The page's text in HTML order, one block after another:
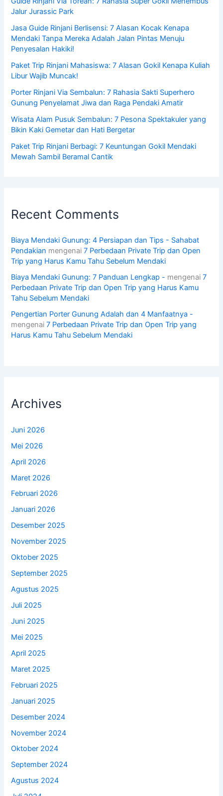
Jalur Jurassic Park
Jasa Guide Rinjani Berlisensi: 7 Alasan Kocak Kenapa
Mendaki Tanpa Mereka Adalah Jalan Pintas Menuju
Penyesalan Hakiki!
Paket Trip Rinjani Mahasiswa: 7 Alasan Gokil Kenapa Kuliah
Libur Wajib Muncak!
Porter Rinjani Via Sembalun: 7 Rahasia Sakti Superhero
Gunung Penyelamat Jiwa dan Raga Pendaki Amatir
Wisata Alam Pusuk Sembalun: 7 Pesona Spektakuler yang
Bikin Kaki Gemetar dan Hati Bergetar
Paket Trip Rinjani Berbagi: 7 Keuntungan Gokil Mendaki
Mewah Sambil Beramal Cantik
Recent Comments
Biaya Mendaki Gunung: 4 Persiapan dan Tips - Sahabat
Pendakian mengenai7 Perbedaan Private Trip dan Open
Trip yang Harus Kamu Tahu Sebelum Mendaki
Biaya Mendaki Gunung: 7 Panduan Lengkap - mengenai7
Perbedaan Private Trip dan Open Trip yang Harus Kamu
Tahu Sebelum Mendaki
Pengertian Porter Gunung Adalah dan 4 Manfaatnya -
mengenai7 Perbedaan Private Trip dan Open Trip yang
Harus Kamu Tahu Sebelum Mendaki
Archives
Juni 2026
Mei 2026
April 2026
Maret 2026
Februari 2026
Januari 2026
Desember 2025
November 2025
Oktober 2025
September 2025
Agustus 2025
Juli 2025
Juni 2025
Mei 2025
April 2025
Maret 2025
Februari 2025
Januari 2025
Desember 2024
November 2024
Oktober 2024
September 2024
Agustus 2024